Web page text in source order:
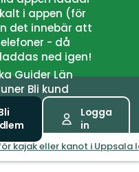
i appen (för
det innebär att
- då
ned igen!
GuiderLän
Bli kund
Logga
in
kajak eller kanot i Uppsala